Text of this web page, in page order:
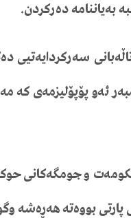
بە بەیاننامە دەرکردن.
سەرکردایەتیی
ئەو پۆپۆلیزمەی کە
وجومگەکانی
پارتی بووەتە هەڕەشە و